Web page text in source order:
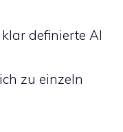
definierte AI
zu einzeln